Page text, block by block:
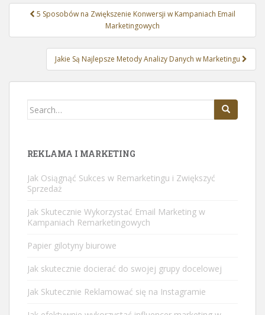
Nawigacja
5 Sposobów na Zwiększenie Konwersji w Kampaniach Email
Marketingowych
Jakie Są Najlepsze Metody Analizy Danych w Marketingu
Search
REKLAMA I MARKETING
Jak Osiągnąć Sukces w Remarketingu i Zwiększyć
Sprzedaż
Jak Skutecznie Wykorzystać Email Marketing w
Kampaniach Remarketingowych
Papier gilotyny biurowe
Jak skutecznie docierać do swojej grupy docelowej
Jak Skutecznie Reklamować się na Instagramie